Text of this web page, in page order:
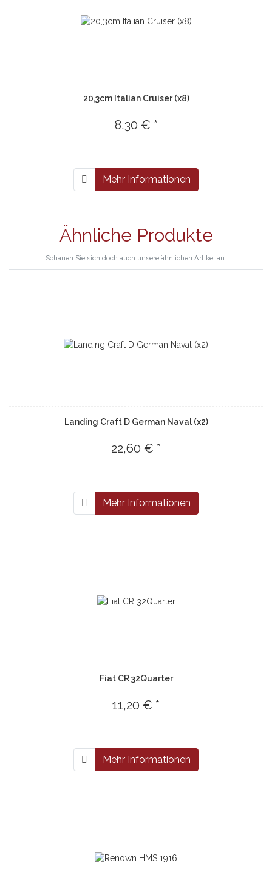
20,3cm Italian Cruiser (x8)
8,30 € *
Mehr Informationen
Ähnliche Produkte
Schauen Sie sich doch auch unsere ähnlichen Artikel an.
Landing Craft D German Naval (x2)
22,60 € *
Mehr Informationen
Fiat CR 32Quarter
11,20 € *
Mehr Informationen